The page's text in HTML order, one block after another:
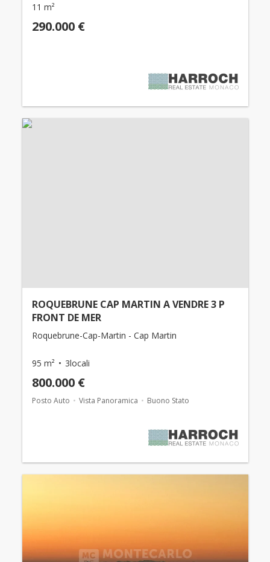
11 m²
290.000 €
ROQUEBRUNE CAP MARTIN A VENDRE 3 P
FRONT DE MER
Roquebrune-Cap-Martin - Cap Martin
95 m² 3locali
800.000 €
Posto Auto Vista Panoramica Buono Stato